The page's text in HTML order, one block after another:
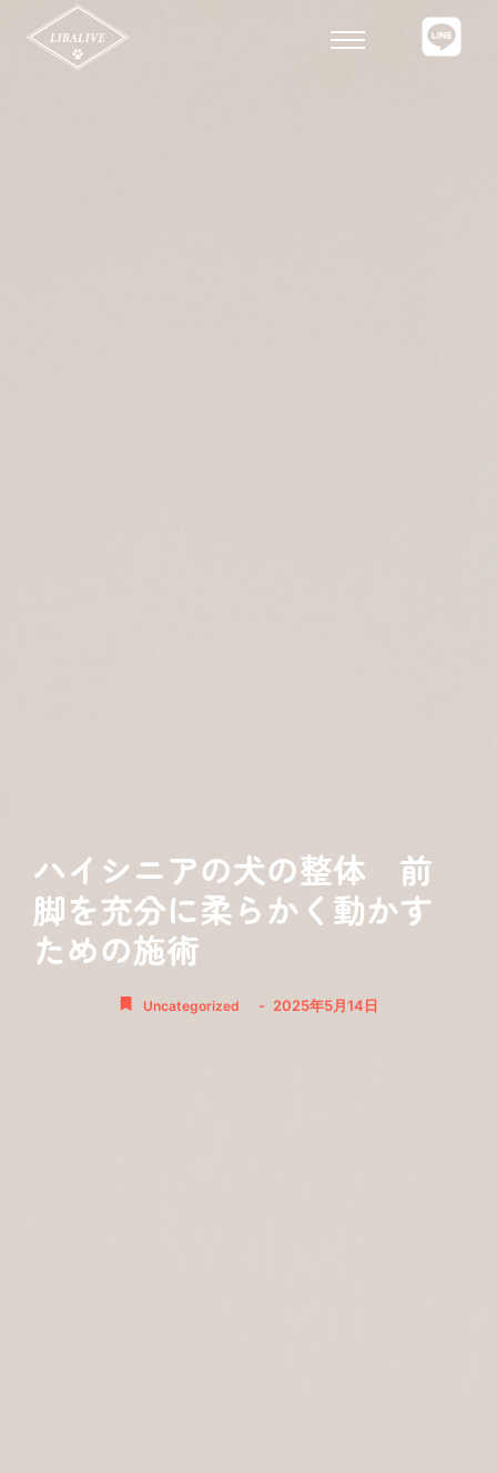
ハイシニアの犬の整体 前
脚を充分に柔らかく動かす
ための施術
Uncategorized - 2025年5月14日